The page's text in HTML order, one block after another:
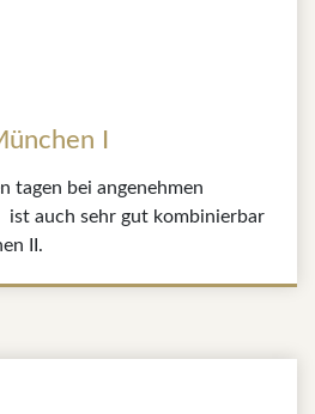
I
tagen bei angenehmen
ist auch sehr gut kombinierbar
II.